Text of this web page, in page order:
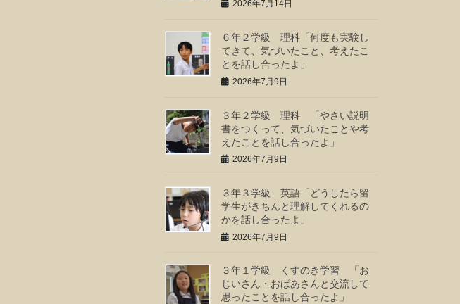
2026年7月14日
６年２学級 理科「何度も実験し
てきて、気づいたこと、考えたこ
とを話し合ったよ」
2026年7月9日
３年２学級 理科 「やさい説明
書をつくって、気づいたことや考
えたことを話し合ったよ」
2026年7月9日
３年３学級 英語「どうしたら留
学生がきちんと理解してくれるの
かを話し合ったよ」
2026年7月9日
３年１学級 くすのき学習 「お
じいさん・おばあさんと交流して
思ったことを話し合ったよ」